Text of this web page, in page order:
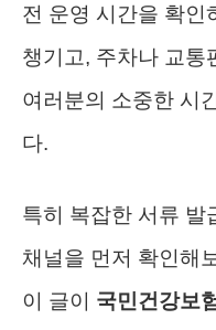
전 운영 시간을 확인
챙기고, 주차나 교통
여러분의 소중한 시
다.
특히 복잡한 서류 발
채널을 먼저 확인해
이 글이 국민건강보